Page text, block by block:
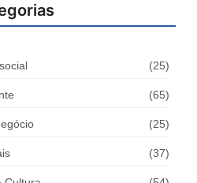
(25)
(65)
(25)
(37)